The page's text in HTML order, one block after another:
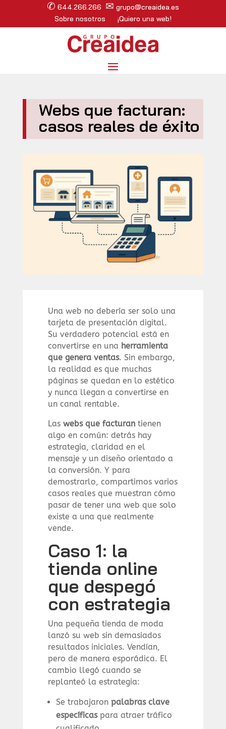
✆ 644.266.266 ✉ grupo@creaidea.es
Sobre nosotros
¡Quiero una web!
Webs que facturan:
casos reales de éxito
Una web no debería ser solo una
tarjeta de presentación digital.
Su verdadero potencial está en
convertirse en una herramienta
que genera ventas. Sin embargo,
la realidad es que muchas
páginas se quedan en lo estético
y nunca llegan a convertirse en
un canal rentable.
Las webs que facturantienen
algo en común: detrás hay
estrategia, claridad en el
mensaje y un diseño orientado a
la conversión. Y para
demostrarlo, compartimos varios
casos reales que muestran cómo
pasar de tener una web que solo
existe a una que realmente
vende.
Caso 1: la
tienda online
que despegó
con estrategia
Una pequeña tienda de moda
lanzó su web sin demasiados
resultados iniciales. Vendían,
pero de manera esporádica. El
cambio llegó cuando se
replanteó la estrategia:
Se trabajaron palabras clave
específicaspara atraer tráfico